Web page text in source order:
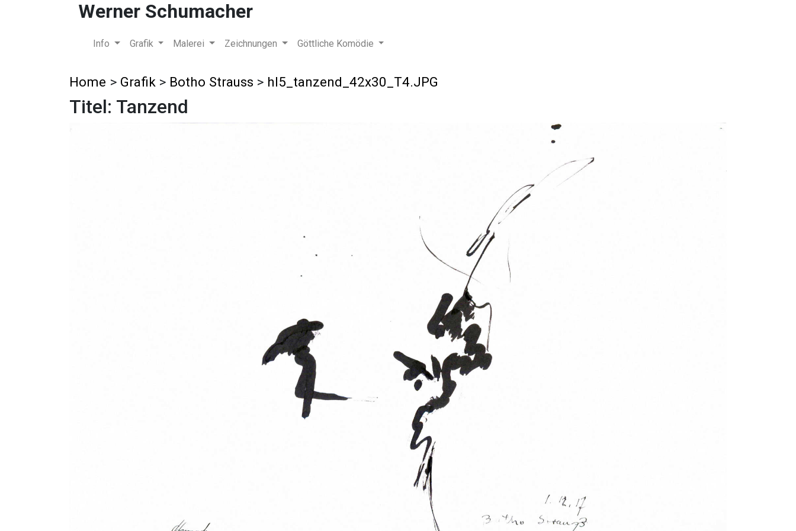
Werner Schumacher
Info Grafik Malerei Zeichnungen Göttliche Komödie
Home > Grafik > Botho Strauss > hl5_tanzend_42x30_T4.JPG
Titel: Tanzend